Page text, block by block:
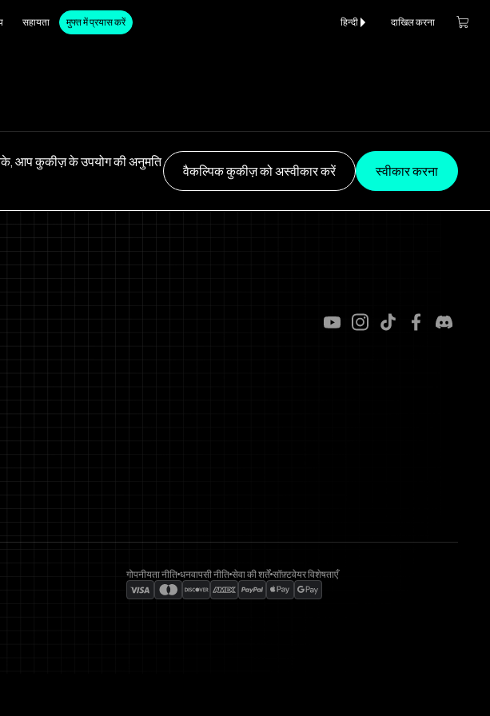
सहायता मुफ्त में प्रयास करें हिन्दी दाखिल करना
आप कुकीज़ के उपयोग की अनुमति
वैकल्पिक कुकीज़ को अस्वीकार करें स्वीकार करना
गोपनीयता नीति धनवापसी नीति सेवा की शर्तें सॉफ़्टवेयर विशेषताएँ